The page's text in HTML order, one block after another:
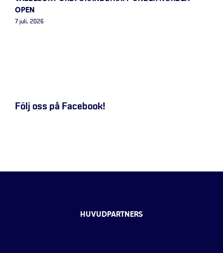
OPEN
7 juli, 2026
Följ oss på Facebook!
HUVUDPARTNERS